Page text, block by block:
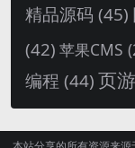
精品源码 (45)
(42) 苹果CMS
编程 (44)页